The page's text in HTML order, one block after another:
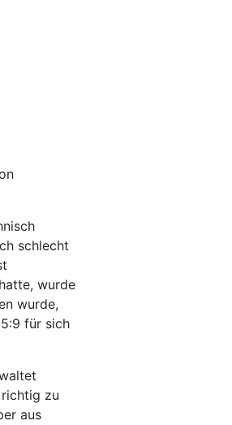
schlecht
wurde
wurde,
für sich
zu
aus